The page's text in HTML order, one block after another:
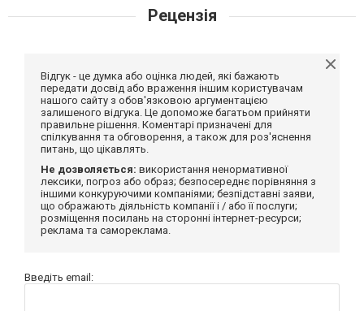
Рецензія
Відгук - це думка або оцінка людей, які бажають
передати досвід або враження іншим користувачам
нашого сайту з обов'язковою аргументацією
залишеного відгука. Це допоможе багатьом прийняти
правильне рішення. Коментарі призначені для
спілкування та обговорення, а також для роз'яснення
питань, що цікавлять.
Не дозволяється: використання ненормативної
лексики, погроз або образ; безпосереднє порівняння з
іншими конкуруючими компаніями; безпідставні заяви,
що ображають діяльність компанії і / або її послуги;
розміщення посилань на сторонні інтернет-ресурси;
реклама та самореклама.
Введіть email: